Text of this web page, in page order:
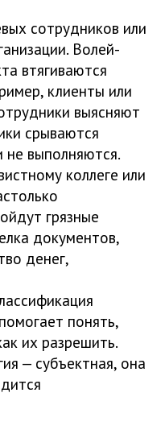
сотрудников или
Волей-
втягиваются
клиенты или
выясняют
срываются
не выполняются.
коллеге или
грязные
документов,
денег,
понять,
их разрешить.
— субъектная, она